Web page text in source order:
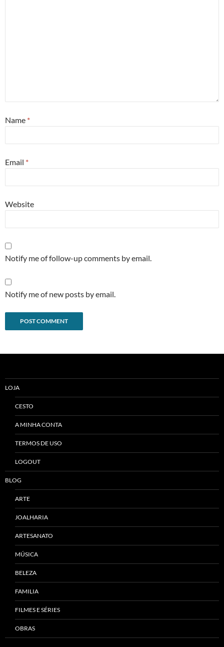
Name *
Email *
Website
Notify me of follow-up comments by email.
Notify me of new posts by email.
LOJA
CESTO
A MINHA CONTA
TERMOS DE USO
LOGOUT
BLOG
ARTE
JOALHARIA
ARTESANATO
MÚSICA
BELEZA
FAMILIA
FILMES E SÉRIES
OBRAS